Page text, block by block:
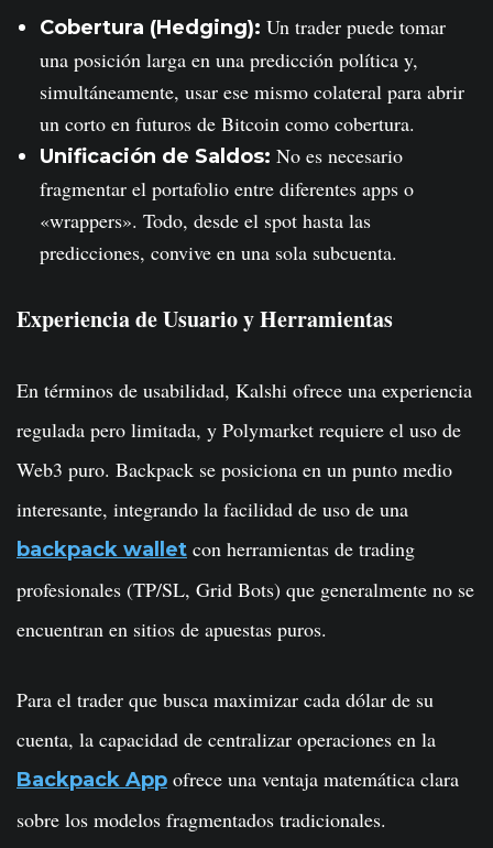
Cobertura (Hedging): Un trader puede tomar
una posición larga en una predicción política y,
simultáneamente, usar ese mismo colateral para abrir
un corto en futuros de Bitcoin como cobertura.
Unificación de Saldos: No es necesario
fragmentar el portafolio entre diferentes apps o
«wrappers». Todo, desde el spot hasta las
predicciones, convive en una sola subcuenta.
Experiencia de Usuario y Herramientas
En términos de usabilidad, Kalshi ofrece una experiencia
regulada pero limitada, y Polymarket requiere el uso de
Web3 puro. Backpack se posiciona en un punto medio
interesante, integrando la facilidad de uso de una
backpack wallet con herramientas de trading
profesionales (TP/SL, Grid Bots) que generalmente no se
encuentran en sitios de apuestas puros.
Para el trader que busca maximizar cada dólar de su
cuenta, la capacidad de centralizar operaciones en la
Backpack App ofrece una ventaja matemática clara
sobre los modelos fragmentados tradicionales.